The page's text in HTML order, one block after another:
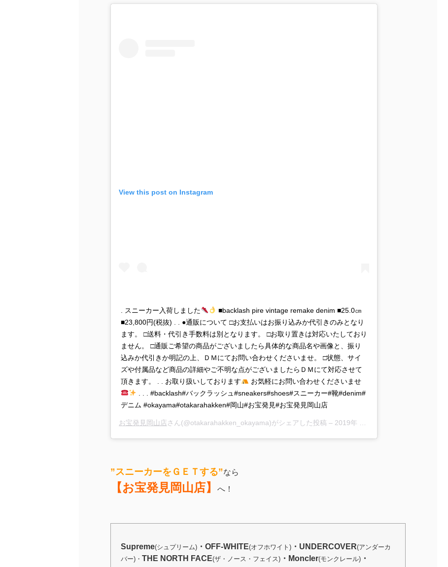
View this post on Instagram
. スニーカー入荷しました
■backlash pire vintage remake denim ■25.0㎝
■23,800円(税抜) . . ●通販について □お支払いはお振り込みか代引きのみとなり
ます。 □送料・代引き手数料は別となります。 □お取り置きは対応いたしており
ません。 □通販ご希望の商品がございましたら具体的な商品名や画像と、振り
込みか代引きか明記の上、ＤＭにてお問い合わせくださいませ。 □状態、サイ
ズや付属品など商品の詳細やご不明な点がございましたらＤＭにて対応させて
頂きます。 . . お取り扱いしております
お気軽にお問い合わせくださいませ
. . . #backlash#バックラッシュ#sneakers#shoes#スニーカー#靴#denim#
デニム #okayama#otakarahakken#岡山#お宝発見#お宝発見岡山店
お宝発見岡山店さん(@otakarahakken_okayama)がシェアした投稿 – 2019年 2月月8日午前12時01分PST
”スニーカーをＧＥＴする”なら
【お宝発見岡山店】 へ！
Supreme(シュプリーム) ・OFF-WHITE(オフホワイト) ・UNDERCOVER(アンダーカ
バー)・ THE NORTH FACE(ザ・ノース・フェイス) ・Moncler(モンクレール) ・